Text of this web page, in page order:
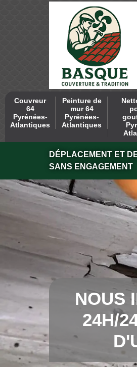
Couvreur
64
Pyrénées-
Atlantiques
Peinture de
mur 64
Pyrénées-
Atlantiques
DÉPLACEMENT ET
SANS ENGAGEMENT
NOUS
24H/